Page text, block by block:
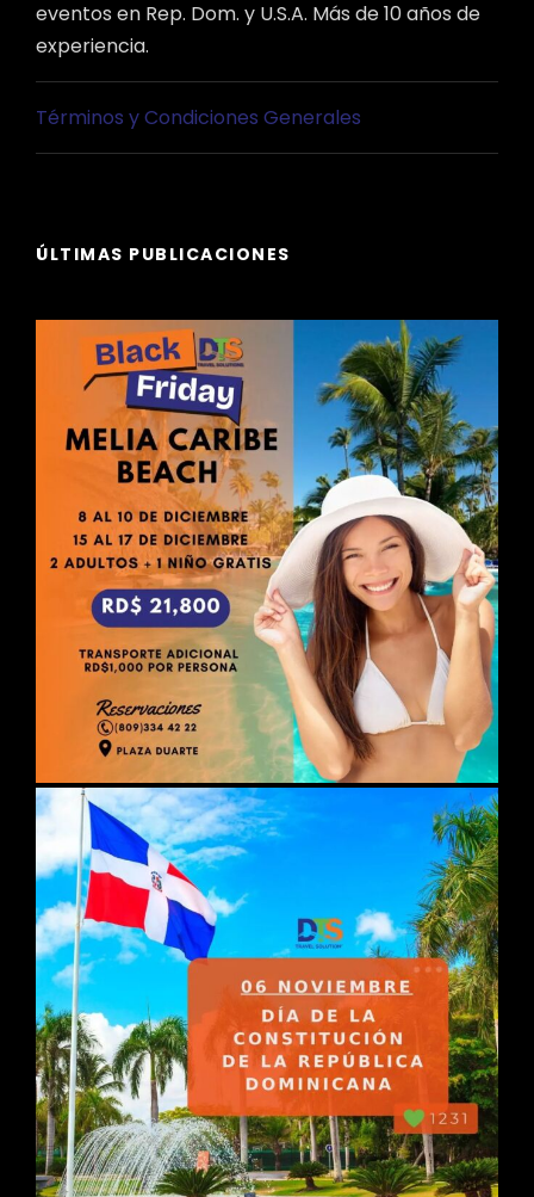
eventos en Rep. Dom. y U.S.A. Más de 10 años de
experiencia.
Términos y Condiciones Generales
ÚLTIMAS PUBLICACIONES